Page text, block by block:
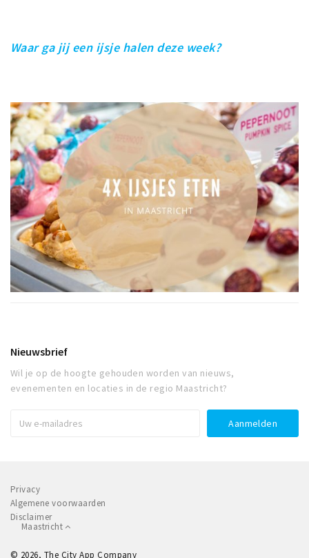
Waar ga jij een ijsje halen deze week?
Nieuwsbrief
Wil je op de hoogte gehouden worden van nieuws,
evenementen en locaties in de regio Maastricht?
Privacy
Algemene voorwaarden
Disclaimer
Maastricht
© 2026, The City App Company